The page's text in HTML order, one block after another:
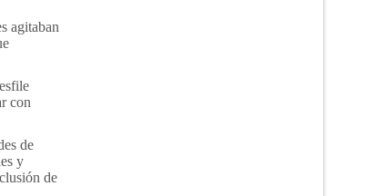
agitaban
con
de
y
de